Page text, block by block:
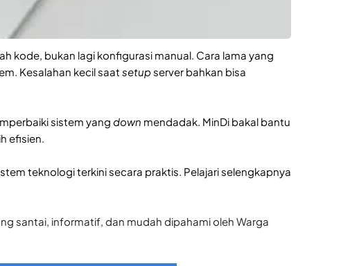
kode, bukan lagi konfigurasi manual. Cara lama yang
Kesalahan kecil saat setupserver bahkan bisa
sistem yang down mendadak. MinDi bakal bantu
efisien.
teknologi terkini secara praktis. Pelajari selengkapnya
santai, informatif, dan mudah dipahami oleh Warga